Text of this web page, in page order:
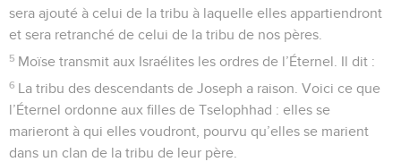
sera ajouté à celui de la tribu à laquelle elles appartiendront
et sera retranché de celui de la tribu de nos pères.
5 Moïse transmit aux Israélites les ordres de l’Éternel. Il dit :
6 La tribu des descendants de Joseph a raison. Voici ce que
l’Éternel ordonne aux filles de Tselophhad : elles se
marieront à qui elles voudront, pourvu qu’elles se marient
dans un clan de la tribu de leur père.